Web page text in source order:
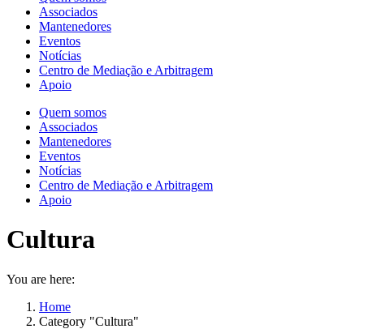
Associados
Mantenedores
Eventos
Notícias
Centro de Mediação e Arbitragem
Apoio
Quem somos
Associados
Mantenedores
Eventos
Notícias
Centro de Mediação e Arbitragem
Apoio
Cultura
You are here:
Home
Category "Cultura"